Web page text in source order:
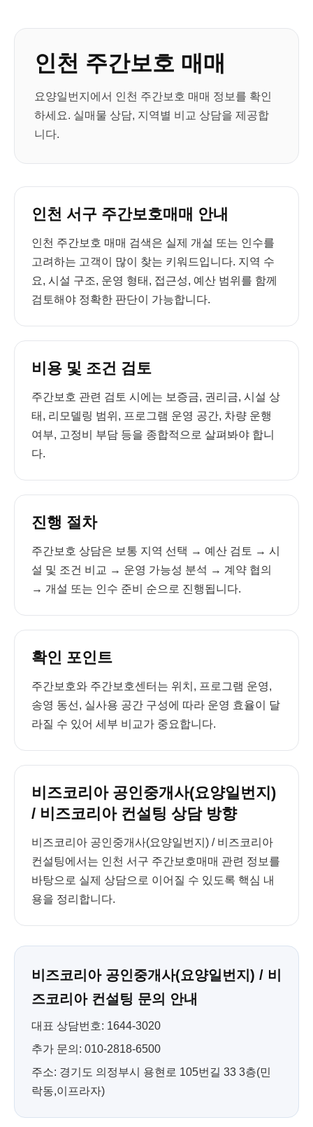
인천 주간보호 매매
요양일번지에서 인천 주간보호 매매 정보를 확인
하세요. 실매물 상담, 지역별 비교 상담을 제공합
니다.
인천 서구 주간보호매매 안내
인천 주간보호 매매 검색은 실제 개설 또는 인수를
고려하는 고객이 많이 찾는 키워드입니다. 지역 수
요, 시설 구조, 운영 형태, 접근성, 예산 범위를 함께
검토해야 정확한 판단이 가능합니다.
비용 및 조건 검토
주간보호 관련 검토 시에는 보증금, 권리금, 시설 상
태, 리모델링 범위, 프로그램 운영 공간, 차량 운행
여부, 고정비 부담 등을 종합적으로 살펴봐야 합니
다.
진행 절차
주간보호 상담은 보통 지역 선택 → 예산 검토 → 시
설 및 조건 비교 → 운영 가능성 분석 → 계약 협의
→ 개설 또는 인수 준비 순으로 진행됩니다.
확인 포인트
주간보호와 주간보호센터는 위치, 프로그램 운영,
송영 동선, 실사용 공간 구성에 따라 운영 효율이 달
라질 수 있어 세부 비교가 중요합니다.
비즈코리아 공인중개사(요양일번지)
/ 비즈코리아 컨설팅 상담 방향
비즈코리아 공인중개사(요양일번지) / 비즈코리아
컨설팅에서는 인천 서구 주간보호매매 관련 정보를
바탕으로 실제 상담으로 이어질 수 있도록 핵심 내
용을 정리합니다.
비즈코리아 공인중개사(요양일번지) / 비
즈코리아 컨설팅 문의 안내
대표 상담번호: 1644-3020
추가 문의: 010-2818-6500
주소: 경기도 의정부시 용현로 105번길 33 3층(민
락동,이프라자)